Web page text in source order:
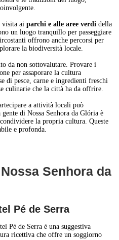
visita ai parchi e alle aree verdidella
un luogo tranquillo per passeggiare
offrono anche percorsi per
la biodiversità locale.
da non sottovalutare. Provare i
per assaporare la cultura
di pesce, carne e ingredienti freschi
culinarie che la città ha da offrire.
a attività locali può
di Nossa Senhora da Glória è
la propria cultura. Queste
e profonda.
Senhora da
Pé de Serra
Pé de Serra è una suggestiva
ricettiva che offre un soggiorno